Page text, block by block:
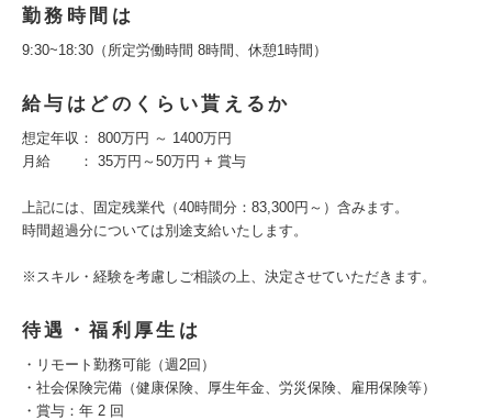
勤務時間は
9:30~18:30（所定労働時間 8時間、休憩1時間）
給与はどのくらい貰えるか
想定年収： 800万円 ～ 1400万円
月給 ： 35万円～50万円 + 賞与
上記には、固定残業代（40時間分：83,300円～）含みます。
時間超過分については別途支給いたします。
※スキル・経験を考慮しご相談の上、決定させていただきます。
待遇・福利厚生は
・リモート勤務可能（週2回）
・社会保険完備（健康保険、厚生年金、労災保険、雇用保険等）
・賞与：年 2 回